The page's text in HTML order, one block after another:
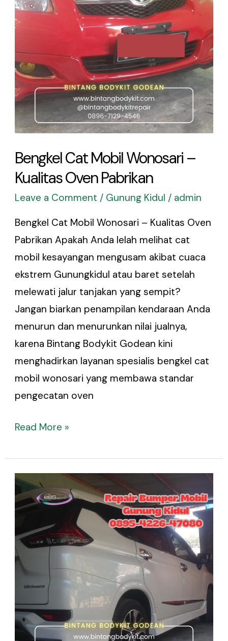
Bengkel Cat Mobil Wonosari –
Kualitas Oven Pabrikan
Leave a Comment / Gunung Kidul / admin
Bengkel Cat Mobil Wonosari – Kualitas Oven
Pabrikan Apakah Anda lelah melihat cat
mobil kesayangan mengusam akibat cuaca
ekstrem Gunungkidul atau baret setelah
melewati jalur tanjakan yang sempit?
Jangan biarkan penampilan kendaraan Anda
menurun dan menurunkan nilai jualnya,
karena Bintang Bodykit Godean kini
menghadirkan layanan spesialis bengkel cat
mobil wonosari yang membawa standar
pengecatan oven
–
Kualitas
Pabrikan
Read More »
Repair
Bumper
Gunung
Kidul
–
Rapi
Lagi